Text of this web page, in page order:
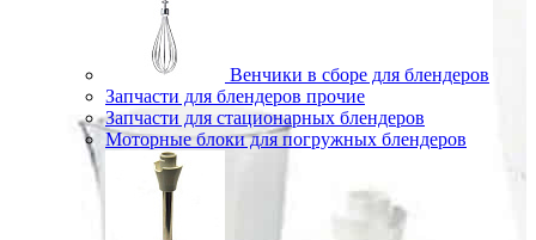
Венчики в сборе для блендеров
Запчасти для блендеров прочие
Запчасти для стационарных блендеров
Моторные блоки для погружных блендеров